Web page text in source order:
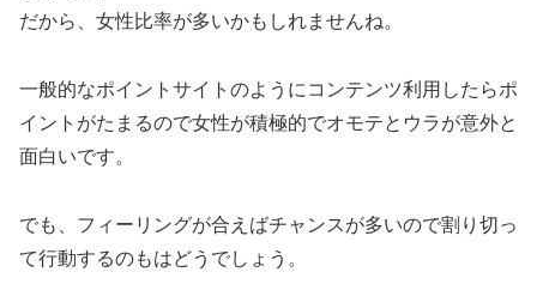
だから、女性比率が多いかもしれませんね。
一般的なポイントサイトのようにコンテンツ利用したらポ
イントがたまるので女性が積極的でオモテとウラが意外と
面白いです。
でも、フィーリングが合えばチャンスが多いので割り切っ
て行動するのもはどうでしょう。